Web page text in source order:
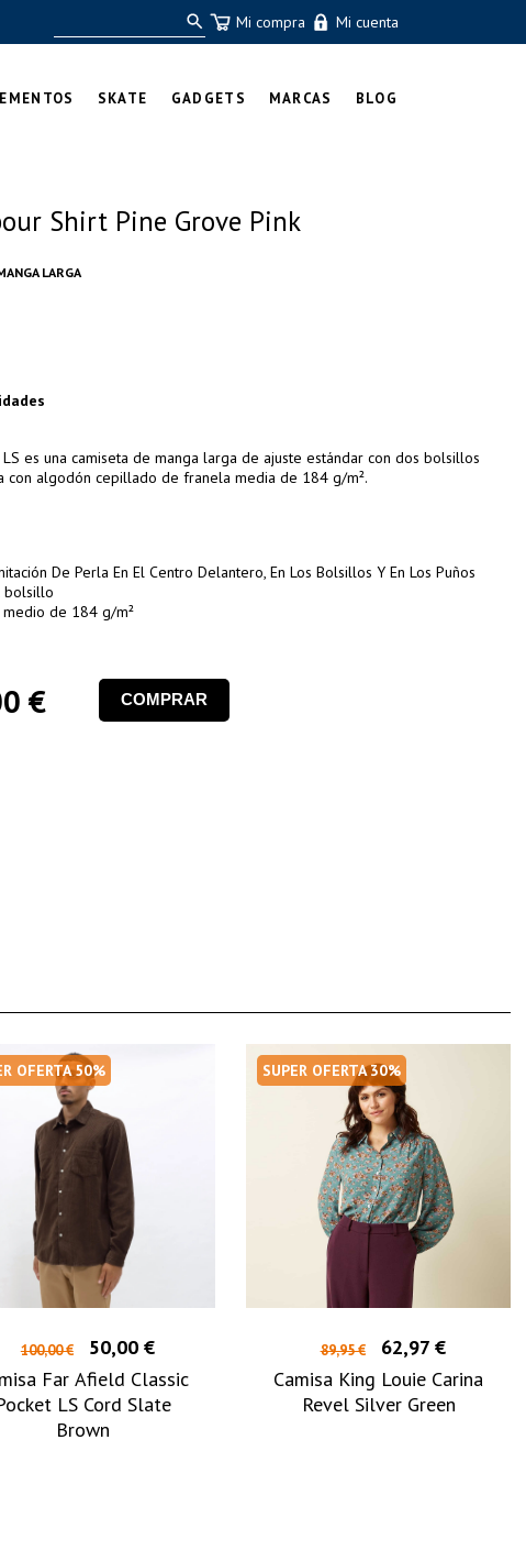
Mi compra Mi cuenta
SKATE GADGETS MARCAS BLOG
Shirt Pine Grove Pink
LARGA
es una camiseta de manga larga de ajuste estándar con dos bolsillos
con algodón cepillado de franela media de 184 g/m².
De Perla En El Centro Delantero, En Los Bolsillos Y En Los Puños
bolsillo
de 184 g/m²
€ COMPRAR
OFERTA 50%
100,00 €
50,00 €
Far Afield Classic
LS Cord Slate
Brown
SUPER OFERTA 30%
89,95 €
62,97 €
Camisa King Louie Carina
Revel Silver Green